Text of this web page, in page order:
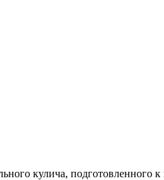
кулича, подготовленного